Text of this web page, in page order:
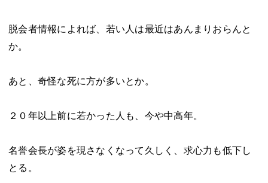
脱会者情報によれば、若い人は最近はあんまりおらんと
か。
あと、奇怪な死に方が多いとか。
２０年以上前に若かった人も、今や中高年。
名誉会長が姿を現さなくなって久しく、求心力も低下し
とる。